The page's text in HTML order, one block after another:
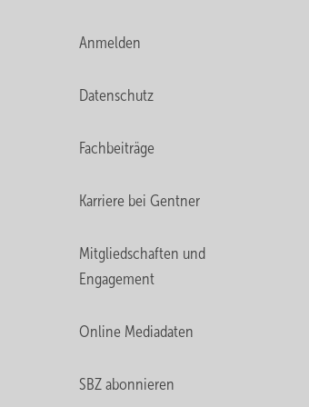
Anmelden
Datenschutz
Fachbeiträge
Karriere bei Gentner
Mitgliedschaften und
Engagement
Online Mediadaten
SBZ abonnieren